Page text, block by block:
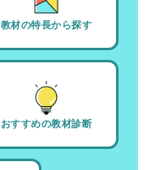
教材の特長から探す
おすすめの教材診断